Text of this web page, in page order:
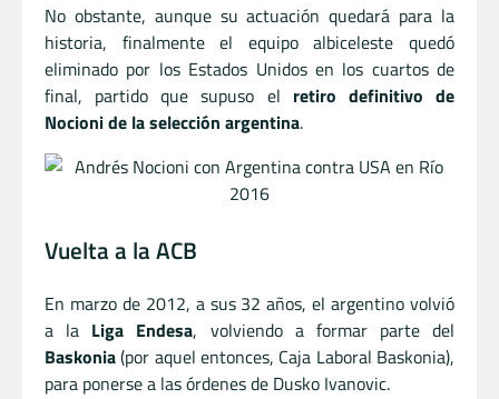
No obstante, aunque su actuación quedará para la
historia, finalmente el equipo albiceleste quedó
eliminado por los Estados Unidos en los cuartos de
final, partido que supuso el retiro definitivo de
Nocioni de la selección argentina.
Vuelta a la ACB
En marzo de 2012, a sus 32 años, el argentino volvió
a la Liga Endesa, volviendo a formar parte del
Baskonia(por aquel entonces, Caja Laboral Baskonia),
para ponerse a las órdenes de Dusko Ivanovic.